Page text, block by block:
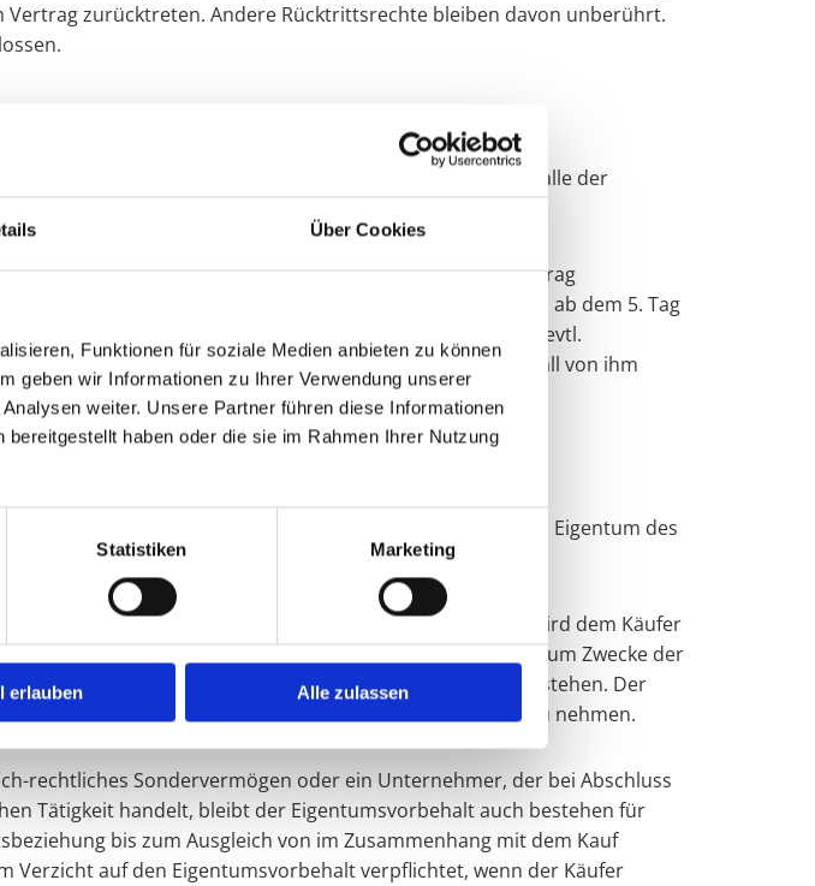
Über Cookies
Funktionen für soziale Medien anbieten zu können
geben wir Informationen zu Ihrer Verwendung unserer
weiter. Unsere Partner führen diese Informationen
haben oder die sie im Rahmen Ihrer Nutzung
Statistiken Marketing
erlauben Alle zulassen
zurücktreten. Andere Rücktrittsrechte bleiben davon unberührt.
ab Zugang der Bereitstellungsanzeige abzunehmen. Im Falle der
machen.
und abgeholt, ist der Verkäufer berechtigt vom Kaufvertrag
über dem Basiszinssatz zu verlangen. Ebenfalls können ab dem 5. Tag
Wird die Ware verspätet abgeholt, kann der Verkäufer für evtl.
das Risiko liegt alleine beim Käufer und ist in diesem Fall von ihm
aufgrund des Kaufvertrags zustehenden Forderungen Eigentum des
Fahrzeugbriefs dem Verkäufer zu. Der Fahrzeugbrief wird dem Käufer
vom Verkäufer vor Eingang der Kaufpreiszahlung zum Zwecke der
Eigentumsvorbehalt des Verkäufers am Fahrzeugbrief bestehen. Der
Käufer ist nicht berechtigt, den Fahrzeugbrief in Besitz zu nehmen.
rechtliches Sondervermögen oder ein Unternehmer, der bei Abschluss
Tätigkeit handelt, bleibt der Eigentumsvorbehalt auch bestehen für
bis zum Ausgleich von im Zusammenhang mit dem Kauf
Verzicht auf den Eigentumsvorbehalt verpflichtet, wenn der Käufer